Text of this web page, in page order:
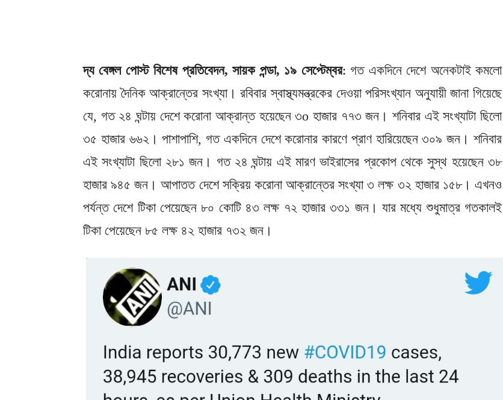
দ্য বেঙ্গল পোস্ট বিশেষ প্রতিবেদন, সায়ক পন্ডা, ১৯ সেপ্টেম্বর: গত একদিনে দেশে অনেকটাই কমলো
করোনায় দৈনিক আক্রান্তের সংখ্যা। রবিবার স্বাস্থ্যমন্ত্রকের দেওয়া পরিসংখ্যান অনুযায়ী জানা গিয়েছে
যে, গত ২৪ ঘন্টায় দেশে করোনা আক্রান্ত হয়েছেন ৩o হাজার ৭৭৩ জন। শনিবার এই সংখ্যাটা ছিলো
৩৫ হাজার ৬৬২। পাশাপাশি, গত একদিনে দেশে করোনার কারণে প্রাণ হারিয়েছেন ৩০৯ জন। শনিবার
এই সংখ্যাটা ছিলো ২৮১ জন। গত ২৪ ঘন্টায় এই মারণ ভাইরাসের প্রকোপ থেকে সুস্থ হয়েছেন ৩৮
হাজার ৯৪৫ জন। আপাতত দেশে সক্রিয় করোনা আক্রান্তের সংখ্যা ৩ লক্ষ ৩২ হাজার ১৫৮। এখনও
পর্যন্ত দেশে টিকা পেয়েছেন ৮০ কোটি ৪৩ লক্ষ ৭২ হাজার ৩৩১ জন। যার মধ্যে শুধুমাত্র গতকালই
টিকা পেয়েছেন ৮৫ লক্ষ ৪২ হাজার ৭৩২ জন।